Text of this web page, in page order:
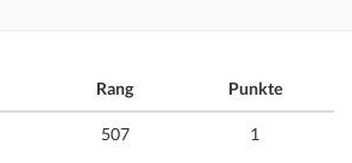
Rang Punkte
507 1